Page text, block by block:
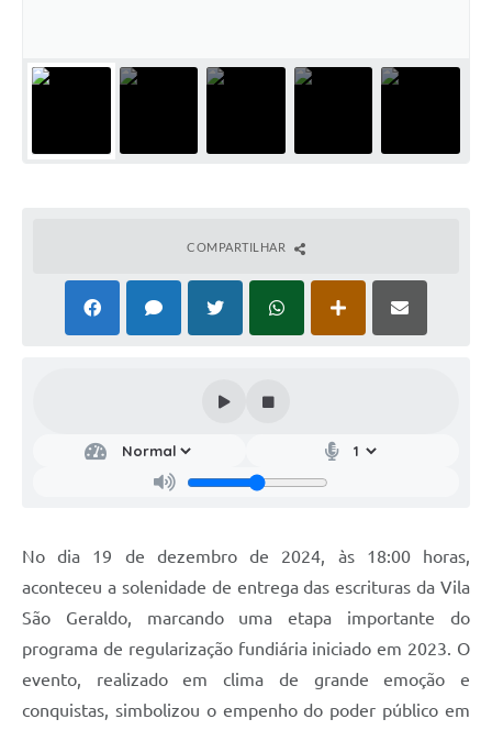
COMPARTILHAR
No dia 19 de dezembro de 2024, às 18:00 horas,
aconteceu a solenidade de entrega das escrituras da Vila
São Geraldo, marcando uma etapa importante do
programa de regularização fundiária iniciado em 2023. O
evento, realizado em clima de grande emoção e
conquistas, simbolizou o empenho do poder público em